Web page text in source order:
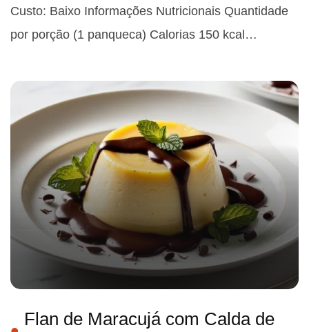
Custo: Baixo Informações Nutricionais Quantidade
por porção (1 panqueca) Calorias 150 kcal…
Flan de Maracujá com Calda de